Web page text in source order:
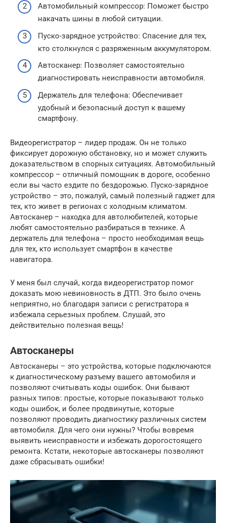
Автомобильный компрессор: Поможет быстро
накачать шины в любой ситуации.
Пуско-зарядное устройство: Спасение для тех,
кто столкнулся с разряженным аккумулятором.
Автосканер: Позволяет самостоятельно
диагностировать неисправности автомобиля.
Держатель для телефона: Обеспечивает
удобный и безопасный доступ к вашему
смартфону.
Видеорегистратор – лидер продаж. Он не только
фиксирует дорожную обстановку, но и может служить
доказательством в спорных ситуациях. Автомобильный
компрессор – отличный помощник в дороге, особенно
если вы часто ездите по бездорожью. Пуско-зарядное
устройство – это, пожалуй, самый полезный гаджет для
тех, кто живет в регионах с холодным климатом.
Автосканер – находка для автолюбителей, которые
любят самостоятельно разбираться в технике. А
держатель для телефона – просто необходимая вещь
для тех, кто использует смартфон в качестве
навигатора.
У меня был случай, когда видеорегистратор помог
доказать мою невиновность в ДТП. Это было очень
неприятно, но благодаря записи с регистратора я
избежала серьезных проблем. Слушай, это
действительно полезная вещь!
Автосканеры
Автосканеры – это устройства, которые подключаются
к диагностическому разъему вашего автомобиля и
позволяют считывать коды ошибок. Они бывают
разных типов: простые, которые показывают только
коды ошибок, и более продвинутые, которые
позволяют проводить диагностику различных систем
автомобиля. Для чего они нужны? Чтобы вовремя
выявить неисправности и избежать дорогостоящего
ремонта. Кстати, некоторые автосканеры позволяют
даже сбрасывать ошибки!